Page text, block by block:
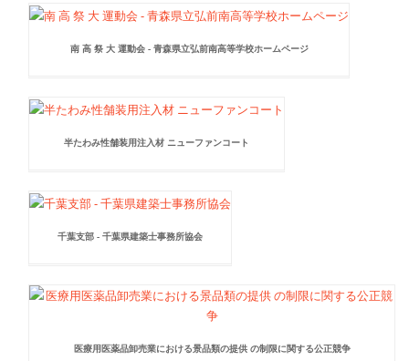
南 高 祭 大 運動会 - 青森県立弘前南高等学校ホームページ
半たわみ性舗装用注入材 ニューファンコート
千葉支部 - 千葉県建築士事務所協会
医療用医薬品卸売業における景品類の提供 の制限に関する公正競争